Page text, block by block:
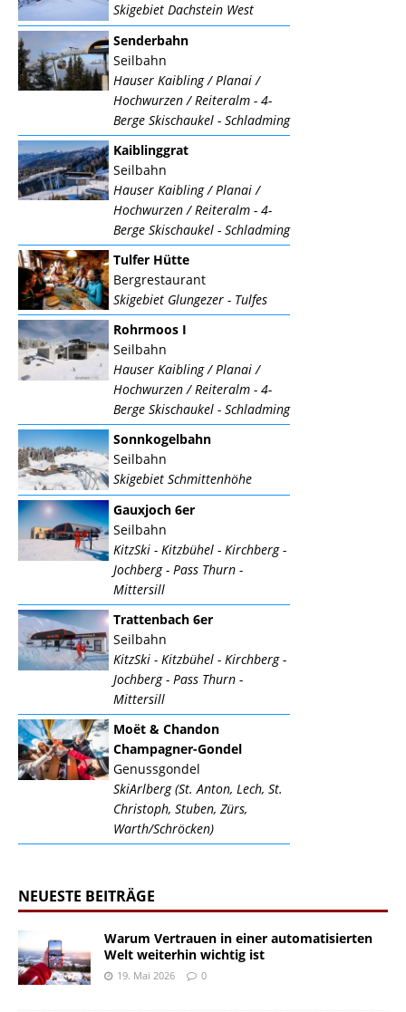
Skigebiet Dachstein West
Senderbahn
Seilbahn
Hauser Kaibling / Planai /
Hochwurzen / Reiteralm - 4-
Berge Skischaukel - Schladming
Kaiblinggrat
Seilbahn
Hauser Kaibling / Planai /
Hochwurzen / Reiteralm - 4-
Berge Skischaukel - Schladming
Tulfer Hütte
Bergrestaurant
Skigebiet Glungezer - Tulfes
Rohrmoos I
Seilbahn
Hauser Kaibling / Planai /
Hochwurzen / Reiteralm - 4-
Berge Skischaukel - Schladming
Sonnkogelbahn
Seilbahn
Skigebiet Schmittenhöhe
Gauxjoch 6er
Seilbahn
KitzSki - Kitzbühel - Kirchberg -
Jochberg - Pass Thurn -
Mittersill
Trattenbach 6er
Seilbahn
KitzSki - Kitzbühel - Kirchberg -
Jochberg - Pass Thurn -
Mittersill
Moët & Chandon
Champagner-Gondel
Genussgondel
SkiArlberg (St. Anton, Lech, St.
Christoph, Stuben, Zürs,
Warth/Schröcken)
NEUESTE BEITRÄGE
Warum Vertrauen in einer automatisierten
Welt weiterhin wichtig ist
19. Mai 2026 0